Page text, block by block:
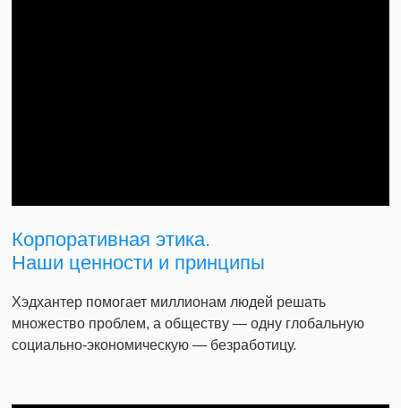
Корпоративная этика.
Наши ценности и принципы
Хэдхантер помогает миллионам людей решать
множество проблем, а обществу — одну глобальную
социально-экономическую — безработицу.